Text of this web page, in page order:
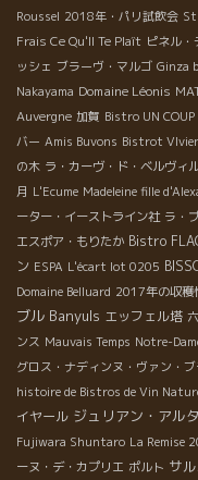
Roussel 2018年・パリ試飲会
Frais Ce Qu'Il Te Plaît ピネル・
ッシェ ブラーヴ・マルゴ Ginza
Nakayama Domaine Léonis
Auvergne 加賀 Bistro UN COUP
バー Amis Buvons Bistrot
の木 ラ・カーヴ・ド・ベルヴィ
月 L'Ecume Madeleine fille
ーター・イーストライン社 ラ・
エスポア・もりたか Bistro
ン ESPA L'écart lot 0205
Domaine Belluard 2017年の収穫
ブル Banyuls エッフェル塔
ンス Mauvais Temps Notre-
グロス・ナディンヌ・ヴァン・
histoire de Bistros de Vin
イヤール ジュリアン・アル
Fujiwara Shuntaro La Remise
ーヌ・デ・カプリエ ポルト サ